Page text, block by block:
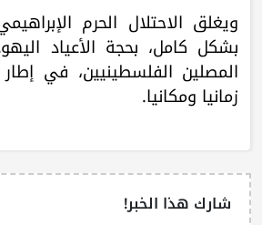
بشكل كامل، بحجة الأعياد
المصلين الفلسطينيين، في
زمانيا ومكانيا.
شارك هذا الخبر!